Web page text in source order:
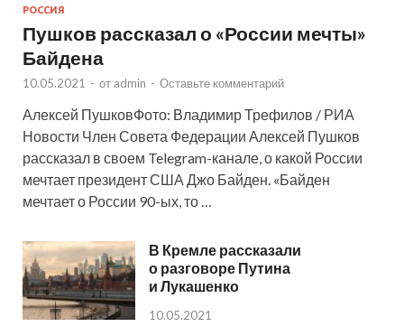
РОССИЯ
Пушков рассказал о «России мечты»
Байдена
10.05.2021 - от admin - Оставьте комментарий
Алексей ПушковФото: Владимир Трефилов / РИА
Новости Член Совета Федерации Алексей Пушков
рассказал в своем Telegram-канале, о какой России
мечтает президент США Джо Байден. «Байден
мечтает о России 90-ых, то …
В Кремле рассказали
о разговоре Путина
и Лукашенко
10.05.2021